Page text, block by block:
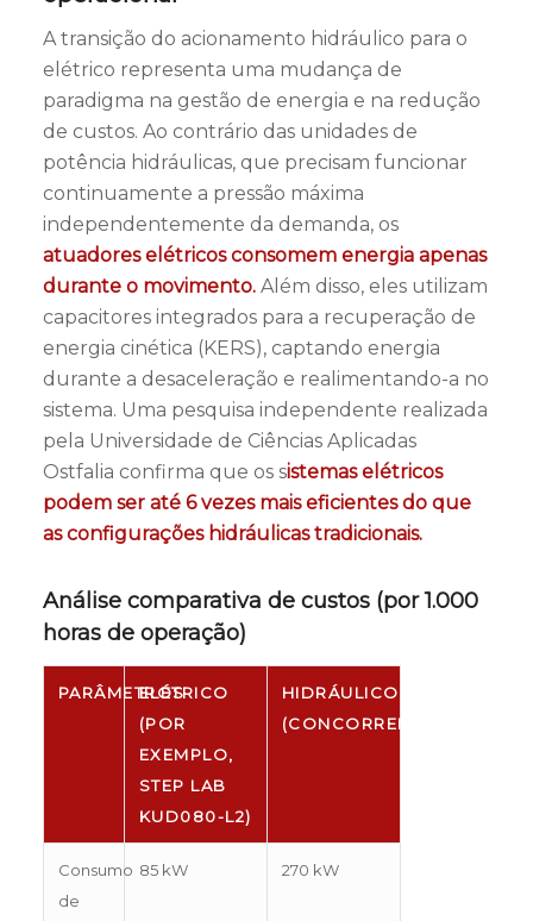
A transição do acionamento hidráulico para o
elétrico representa uma mudança de
paradigma na gestão de energia e na redução
de custos. Ao contrário das unidades de
potência hidráulicas, que precisam funcionar
continuamente a pressão máxima
independentemente da demanda, os
atuadores elétricos consomem energia apenas
durante o movimento.Além disso, eles utilizam
capacitores integrados para a recuperação de
energia cinética (KERS), captando energia
durante a desaceleração e realimentando-a no
sistema. Uma pesquisa independente realizada
pela Universidade de Ciências Aplicadas
Ostfalia confirma que os sistemas elétricos
podem ser até 6 vezes mais eficientes do que
as configurações hidráulicas tradicionais.
Análise comparativa de custos (por 1.000
horas de operação)
PARÂMETROSELÉTRICO
(POR
EXEMPLO,
STEP LAB
KUD080-L2)
HIDRÁULICO
(CONCORRENTE)
Consumo
de
85 kW 270 kW